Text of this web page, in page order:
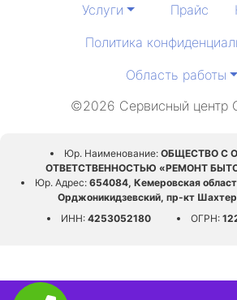
Услуги Прайс
Политика
Область работы
©2026 Сервисный центр
Юр. Наименование: ОБЩЕСТВО С
ОТВЕТСТВЕННОСТЬЮ «РЕМОНТ
Юр. Адрес: 654084, Кемеровская
Орджоникидзевский, пр-кт
ИНН: 4253052180 ОГРН: